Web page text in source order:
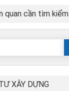
quan cần tìm kiểm
XÂY DỰNG